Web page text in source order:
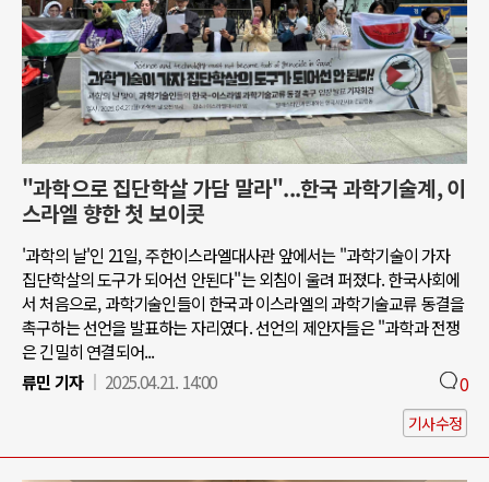
"과학으로 집단학살 가담 말라"...한국 과학기술계, 이
스라엘 향한 첫 보이콧
'과학의 날'인 21일, 주한이스라엘대사관 앞에서는 "과학기술이 가자
집단학살의 도구가 되어선 안된다"는 외침이 울려 퍼졌다. 한국사회에
서 처음으로, 과학기술인들이 한국과 이스라엘의 과학기술교류 동결을
촉구하는 선언을 발표하는 자리였다. 선언의 제안자들은 "과학과 전쟁
은 긴밀히 연결되어...
류민 기자
2025.04.21. 14:00 0
기사수정